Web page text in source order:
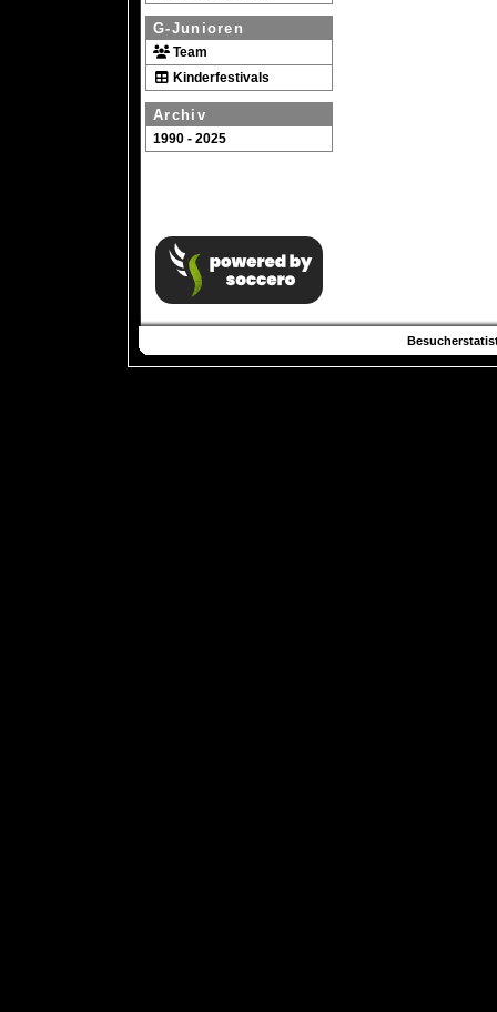
G-Junioren
Team
Kinderfestivals
Archiv
1990 - 2025